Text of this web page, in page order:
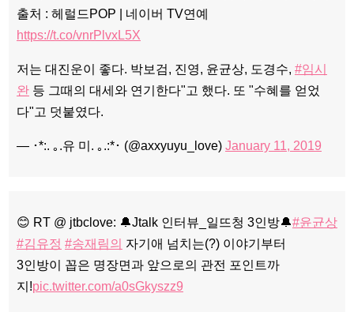
출처 : 헤럴드POP | 네이버 TV연예
https://t.co/vnrPlvxL5X
저는 대진운이 좋다. 박보검, 진영, 윤균상, 도경수, #임시
완 등 그때의 대세와 연기한다"고 했다. 또 "수혜를 얻었
다"고 덧붙였다.
— ･*:. ｡.유 미. ｡.:*･ (@axxyuyu_love) January 11, 2019
😊 RT @ jtbclove: 🔔Jtalk 인터뷰_일뜨청 3인방🔔#윤균상
#김유정 #송재림의 자기애 넘치는(?) 이야기부터
3인방이 꼽은 명장면과 앞으로의 관전 포인트까
지!pic.twitter.com/a0sGkyszz9